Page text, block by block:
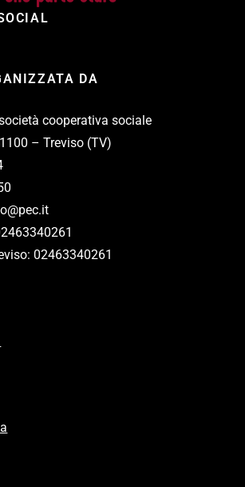
DA
cooperativa sociale
– Treviso (TV)
02463340261